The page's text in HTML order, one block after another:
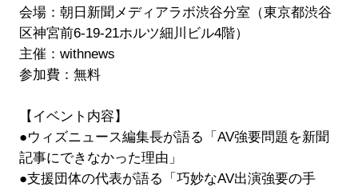
会場：朝日新聞メディアラボ渋谷分室（東京都渋谷
区神宮前6-19-21ホルツ細川ビル4階）
主催：withnews
参加費：無料
【イベント内容】
●ウィズニュース編集長が語る「AV強要問題を新聞
記事にできなかった理由」
●支援団体の代表が語る「巧妙なAV出演強要の手